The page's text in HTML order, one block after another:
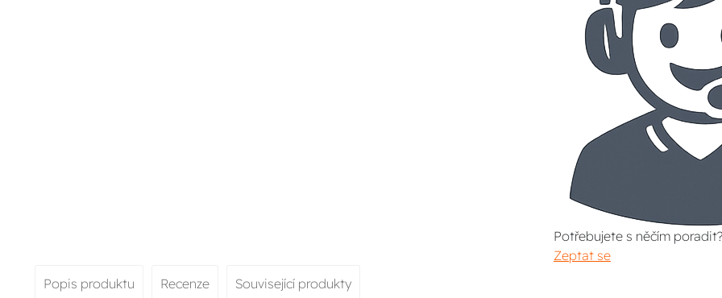
Potřebujete s něčím poradit?
Zeptat se
Popis produktu
Recenze
Související produkty